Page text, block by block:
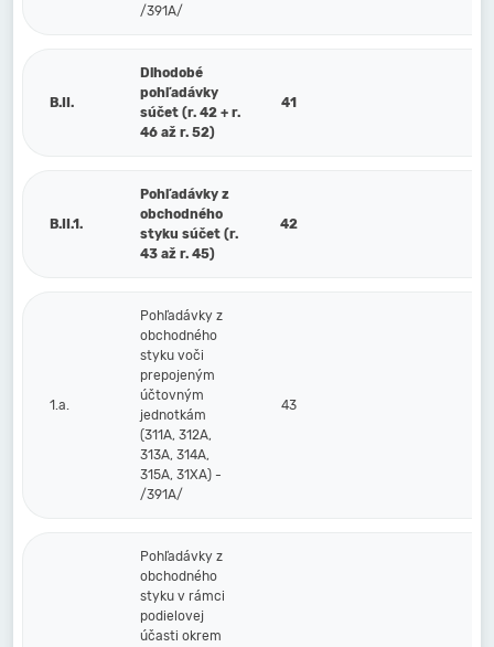
/391A/
B.II.
Dlhodobé
pohľadávky
súčet (r. 42 + r.
46 až r. 52)
41
B.II.1.
Pohľadávky z
obchodného
styku súčet (r.
43 až r. 45)
42
1.a.
Pohľadávky z
obchodného
styku voči
prepojeným
účtovným
jednotkám
(311A, 312A,
313A, 314A,
315A, 31XA) -
/391A/
43
Pohľadávky z
obchodného
styku v rámci
podielovej
účasti okrem